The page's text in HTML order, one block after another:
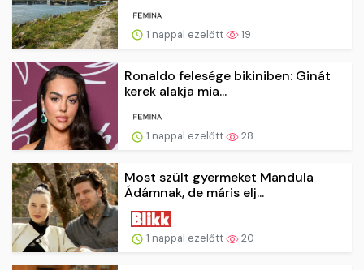
1 nappal ezelőtt 19
Ronaldo felesége bikiniben: Ginát
kerek alakja mia...
1 nappal ezelőtt 28
Most szült gyermeket Mandula
Ádámnak, de máris elj...
1 nappal ezelőtt 20